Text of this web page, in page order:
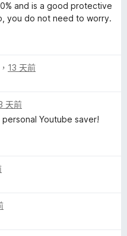
and is a good protective
you do not need to worry.
， 13 天前
天前
Youtube saver!